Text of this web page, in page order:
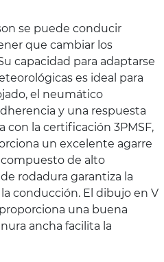
se puede conducir
que cambiar los
capacidad para adaptarse
es ideal para
el neumático
y una respuesta
con la certificación 3PMSF,
un excelente agarre
compuesto de alto
rodadura garantiza la
conducción. El dibujo en V
una buena
ancha facilita la